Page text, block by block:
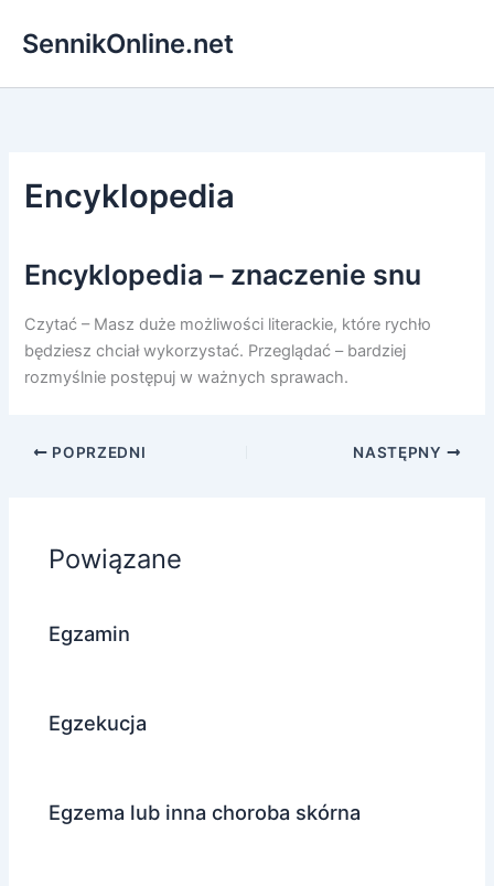
SennikOnline.net
Encyklopedia
Encyklopedia – znaczenie snu
Czytać – Masz duże możliwości literackie, które rychło
będziesz chciał wykorzystać. Przeglądać – bardziej
rozmyślnie postępuj w ważnych sprawach.
POPRZEDNI NASTĘPNY
Powiązane
Egzamin
Egzekucja
Egzema lub inna choroba skórna